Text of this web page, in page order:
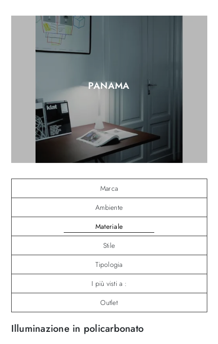
PANAMA
Marca
Ambiente
Materiale
Stile
Tipologia
I più visti a :
Outlet
Illuminazione in policarbonato